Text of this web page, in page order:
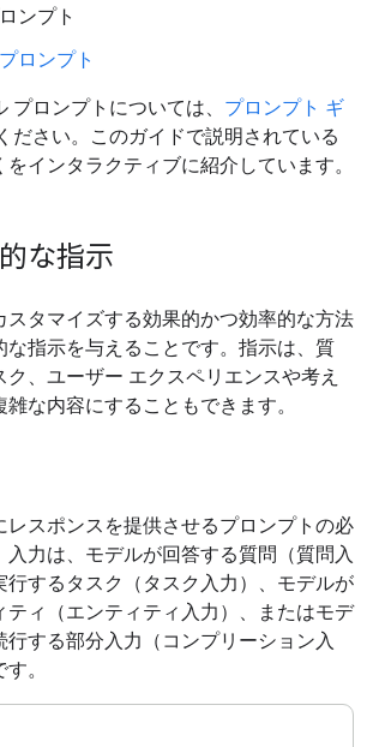
ンプト
ロンプト
プロンプトについては、 プロンプト ギ
ださい。このガイドで説明されている
インタラクティブに紹介しています。
な指示
スタマイズする効果的かつ効率的な方法
な指示を与えることです。指示は、質
ク、ユーザー エクスペリエンスや考え
な内容にすることもできます。
レスポンスを提供させるプロンプトの必
入力は、モデルが回答する質問（質問入
行するタスク（タスク入力）、モデルが
ティ（エンティティ入力）、またはモデ
行する部分入力（コンプリーション入
。